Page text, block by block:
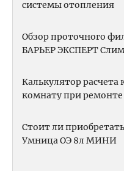
системы отопления
Обзор проточного
БАРЬЕР ЭКСПЕРТ
Калькулятор расчета
комнату при ремонте
Стоит ли
Умница ОЭ 8л МИНИ